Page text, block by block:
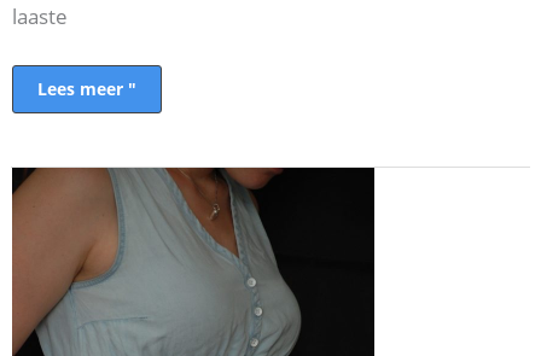
laaste
Lees meer "
7
swangerskap
simptome